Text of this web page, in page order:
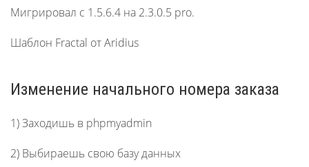
Мигрировал с 1.5.6.4 на 2.3.0.5 pro.
Шаблон Fractal от Aridius
Изменение начального номера заказа
1) Заходишь в phpmyadmin
2) Выбираешь свою базу данных